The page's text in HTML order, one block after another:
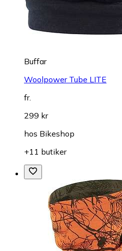
Buffar
Woolpower Tube LITE
fr.
299 kr
hos Bikeshop
+11 butiker